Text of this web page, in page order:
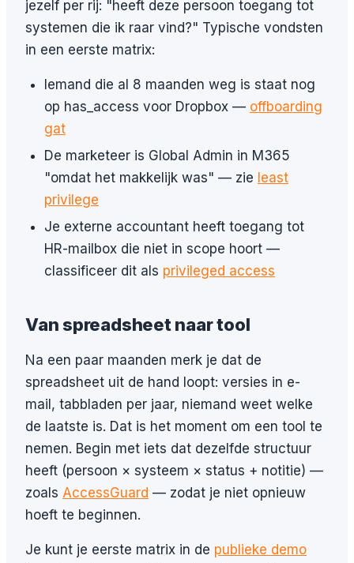
jezelf per rij: "heeft deze persoon toegang tot
systemen die ik raar vind?" Typische vondsten
in een eerste matrix:
Iemand die al 8 maanden weg is staat nog
op has_access voor Dropbox — offboarding
gat
De marketeer is Global Admin in M365
"omdat het makkelijk was" — zie least
privilege
Je externe accountant heeft toegang tot
HR-mailbox die niet in scope hoort —
classificeer dit als privileged access
Van spreadsheet naar tool
Na een paar maanden merk je dat de
spreadsheet uit de hand loopt: versies in e-
mail, tabbladen per jaar, niemand weet welke
de laatste is. Dat is het moment om een tool te
nemen. Begin met iets dat dezelfde structuur
heeft (persoon × systeem × status + notitie) —
zoals AccessGuard — zodat je niet opnieuw
hoeft te beginnen.
Je kunt je eerste matrix in de publieke demo